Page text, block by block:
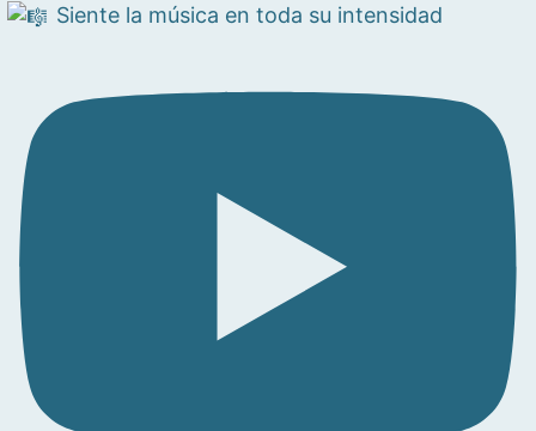
Siente la música en toda su intensidad